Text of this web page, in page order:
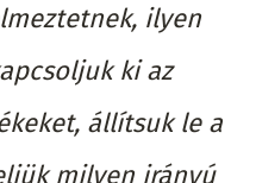
ilyen
ki az
állítsuk le a
milyen irányú